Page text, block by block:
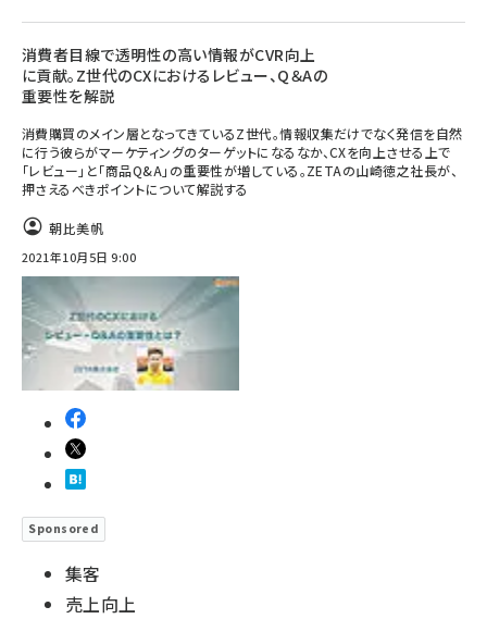
消費者目線で透明性の高い情報がCVR向上
に貢献。Z世代のCXにおけるレビュー、Q＆Aの
重要性を解説
消費購買のメイン層となってきているZ世代。情報収集だけでなく発信を自然
に行う彼らがマーケティングのターゲットになるなか、CXを向上させる上で
「レビュー」と「商品Q&A」の重要性が増している。ZETAの山崎徳之社長が、
押さえるべきポイントについて解説する
朝比美帆
2021年10月5日 9:00
Sponsored
集客
売上向上